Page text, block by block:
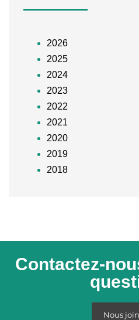
2026
2025
2024
2023
2022
2021
2020
2019
2018
Contactez-
Nous